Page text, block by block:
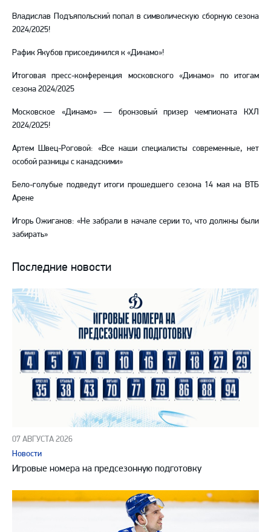
Владислав Подъяпольский попал в символическую сборную сезона
2024/2025!
Рафик Якубов присоединился к «Динамо»!
Итоговая пресс-конференция московского «Динамо» по итогам
сезона 2024/2025
Московское «Динамо» — бронзовый призер чемпионата КХЛ
2024/2025!
Артем Швец-Роговой: «Все наши специалисты современные, нет
особой разницы с канадскими»
Бело-голубые подведут итоги прошедшего сезона 14 мая на ВТБ
Арене
Игорь Ожиганов: «Не забрали в начале серии то, что должны были
забирать»
Последние новости
07 АВГУСТА 2026
Новости
Игровые номера на предсезонную подготовку